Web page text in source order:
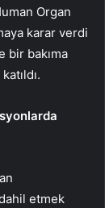
Organ
karar verdi
bir bakıma
etmek